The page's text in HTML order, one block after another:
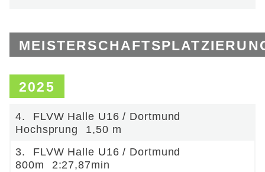
2025
4.
FLVW Halle U16 / Dortmund
Hochsprung
1,50 m
3.
FLVW Halle U16 / Dortmund
800m
2:27,87min